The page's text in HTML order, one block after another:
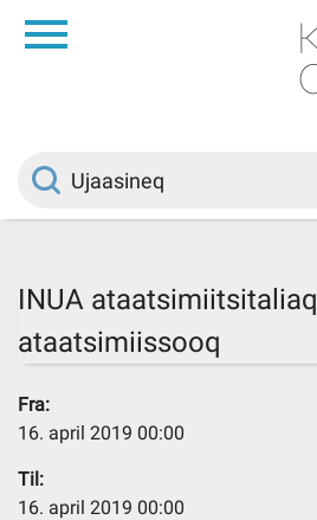
Innuttaasunut
Kommuni pillugu
Ileqqoreqqusat
Atorfiit
INUA ataatsimiitsitaliaq
ataatsimiissooq
Fra:
16. april 2019 00:00
Til:
16. april 2019 00:00